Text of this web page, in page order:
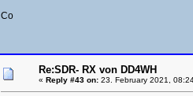
Co
Re:SDR- RX von DD4WH
« Reply #43 on:23. February 2021,